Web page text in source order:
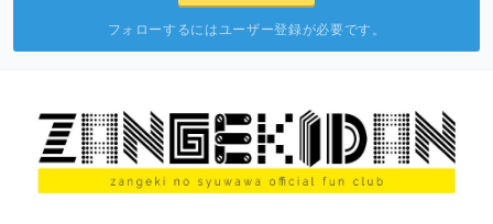
フォローするにはユーザー登録が必要です。